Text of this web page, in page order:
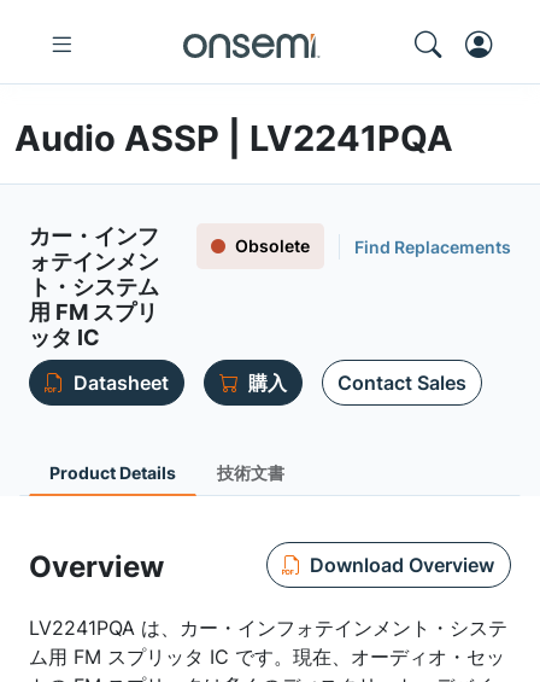
Audio ASSP | LV2241PQA
カー・インフ
ォテインメン
ト・システム
用 FM スプリ
ッタ IC
Obsolete Find Replacements
Datasheet 購入 Contact Sales
Product Details 技術文書
Overview Download Overview
LV2241PQA は、カー・インフォテインメント・システ
ム用 FM スプリッタ IC です。現在、オーディオ・セッ